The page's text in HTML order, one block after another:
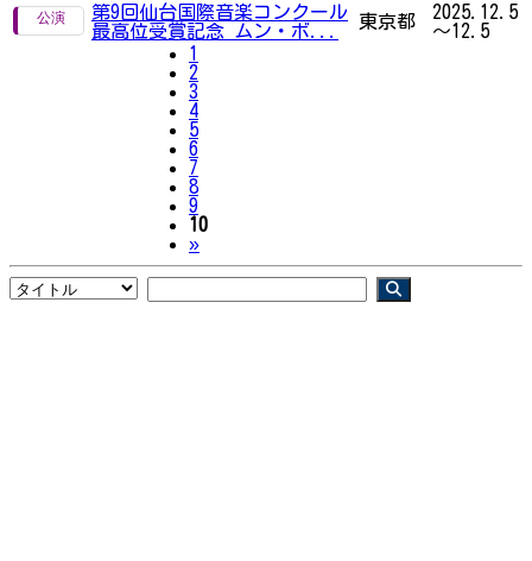
第9回仙台国際音楽コンクール
最高位受賞記念 ムン・ボ...
東京都
2025.12.5
～12.5
1
2
3
4
5
6
7
8
9
10
»Next